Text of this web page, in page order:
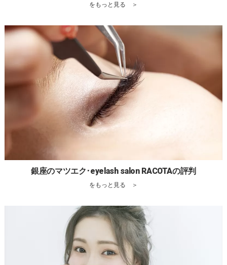
をもっと見る ＞
銀座のマツエク･eyelash salon RACOTAの評判
をもっと見る ＞